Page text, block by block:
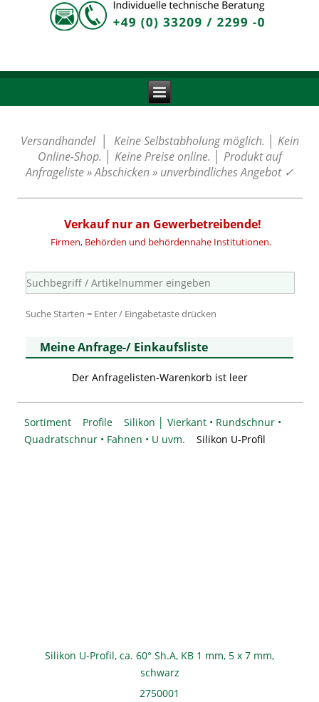
Versandhandel │ Keine Selbstabholung möglich. │ Kein
Online-Shop. │ Keine Preise online. │ Produkt auf
Anfrageliste » Abschicken » unverbindliches Angebot ✓
Verkauf nur an Gewerbetreibende!
Firmen, Behörden und behördennahe Institutionen.
Suche Starten = Enter / Eingabetaste drücken
Meine Anfrage-/ Einkaufsliste
Der Anfragelisten-Warenkorb ist leer
Sortiment Profile
Silikon │ Vierkant • Rundschnur •
Quadratschnur • Fahnen • U uvm.
Silikon U-Profil
Silikon U-Profil, ca. 60° Sh.A, KB 1 mm, 5 x 7 mm,
schwarz
2750001